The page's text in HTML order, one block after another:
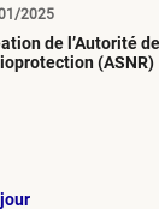
de l’Autorité
(ASNR)
2025